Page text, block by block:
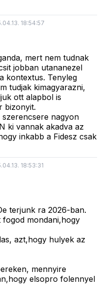
18:54:57
mert nem tudnak
jobban utananezel
kontextus. Tenyleg
tudjak kimagyarazni,
ott alapbol is
bizonyit.
nagyon
ki vannak akadva az
inkabb a Fidesz csak
18:53:31
terjunk ra 2026-ban.
fogod mondani,hogy
azt,hogy hulyek az
mennyire
elsopro folennyel